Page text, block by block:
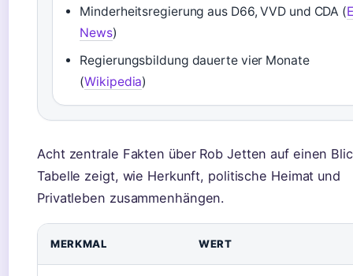
Minderheitsregierung aus D66, VVD und CDA (
News)
Regierungsbildung dauerte vier Monate
(Wikipedia)
Acht zentrale Fakten über Rob Jetten auf einen
Tabelle zeigt, wie Herkunft, politische Heimat und
Privatleben zusammenhängen.
MERKMAL WERT